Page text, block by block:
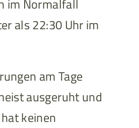
im Normalfall
als 22:30 Uhr im
am Tage
ausgeruht und
keinen